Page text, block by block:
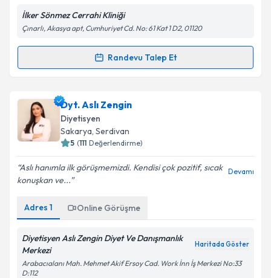
İlker Sönmez Cerrahi Kliniği
Çınarlı, Akasya apt, Cumhuriyet Cd. No: 61 Kat 1 D2, 01120
Randevu Talep Et
Randevu Takvimi Talebi
Dyt. Sena Ünlüiçin randevu takvimi talebi oluşturun.
Size bu uzmandan randevu almanız için bir takvim
hazırlandığında e-posta ile bilgilendireceğiz.
Kişisel verilerimin işlenmesine ilişkin
Metni'ni okudum ve kişisel verilerimin belirtilen
kapsamda işlenmesini kabul ediyorum.
Dyt. Aslı Zengin
Diyetisyen
Sakarya, Serdivan
5 (111 Değerlendirme)
Aslı hanımla ilk görüşmemizdi. Kendisi çok pozitif, sıcak
konuşkan ve...
Devamı
Adres 1 Online Görüşme
Diyetisyen Aslı Zengin Diyet Ve Danışmanlık
Merkezi
Haritada Göster
Arabacıalanı Mah. Mehmet Akif Ersoy Cad. Work İnn İş Merkezi No:33
D:112